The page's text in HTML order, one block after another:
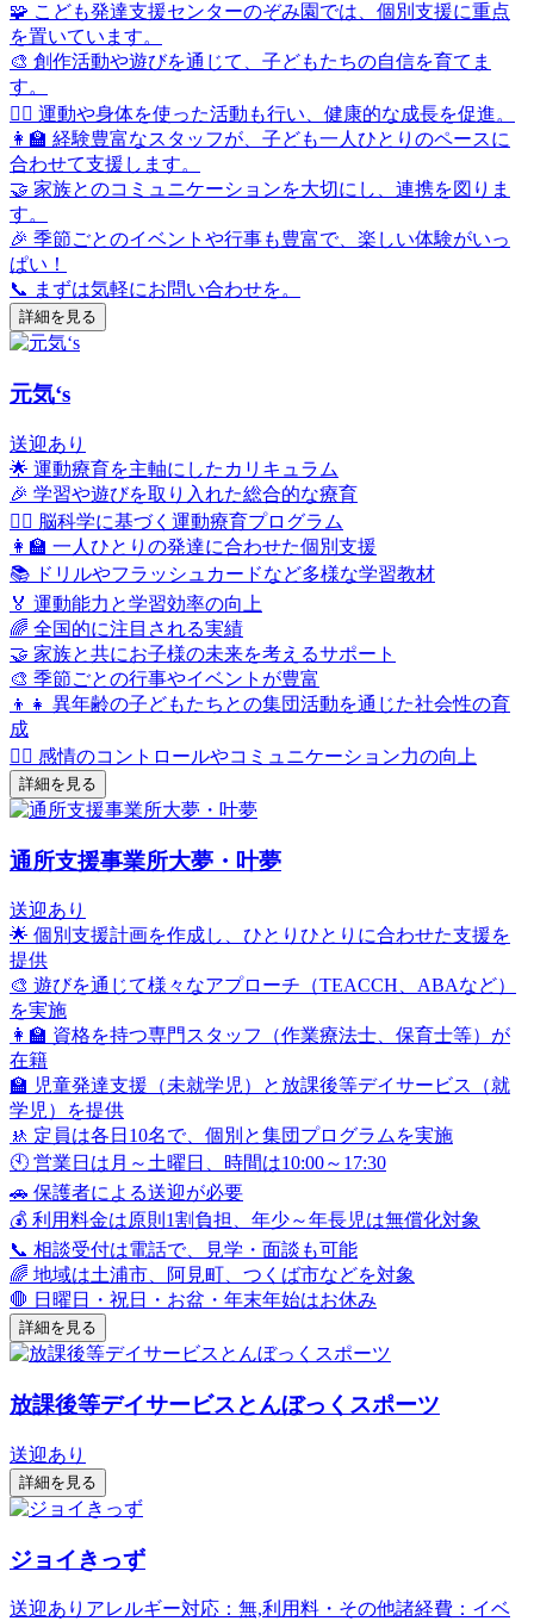
🧩 こども発達支援センターのぞみ園では、個別支援に重点
を置いています。
🎨 創作活動や遊びを通じて、子どもたちの自信を育てま
す。
🏃‍♂️ 運動や身体を使った活動も行い、健康的な成長を促進。
👩‍🏫 経験豊富なスタッフが、子ども一人ひとりのペースに
合わせて支援します。
🤝 家族とのコミュニケーションを大切にし、連携を図りま
す。
🎉 季節ごとのイベントや行事も豊富で、楽しい体験がいっ
ぱい！
📞 まずは気軽にお問い合わせを。
詳細を見る
元気‘s
送迎あり
🌟 運動療育を主軸にしたカリキュラム
🎉 学習や遊びを取り入れた総合的な療育
🤸‍♂️ 脳科学に基づく運動療育プログラム
👩‍🏫 一人ひとりの発達に合わせた個別支援
📚 ドリルやフラッシュカードなど多様な学習教材
🏅 運動能力と学習効率の向上
🌈 全国的に注目される実績
🤝 家族と共にお子様の未来を考えるサポート
🎨 季節ごとの行事やイベントが豊富
👦👧 異年齢の子どもたちとの集団活動を通じた社会性の育
成
🧘‍♀️ 感情のコントロールやコミュニケーション力の向上
詳細を見る
通所支援事業所大夢・叶夢
送迎あり
🌟 個別支援計画を作成し、ひとりひとりに合わせた支援を
提供
🎨 遊びを通じて様々なアプローチ（TEACCH、ABAなど）
を実施
👩‍🏫 資格を持つ専門スタッフ（作業療法士、保育士等）が
在籍
🏫 児童発達支援（未就学児）と放課後等デイサービス（就
学児）を提供
🚸 定員は各日10名で、個別と集団プログラムを実施
🕙 営業日は月～土曜日、時間は10:00～17:30
🚗 保護者による送迎が必要
💰 利用料金は原則1割負担、年少～年長児は無償化対象
📞 相談受付は電話で、見学・面談も可能
🌈 地域は土浦市、阿見町、つくば市などを対象
🛑 日曜日・祝日・お盆・年末年始はお休み
詳細を見る
放課後等デイサービスとんぼっくスポーツ
送迎あり
詳細を見る
ジョイきっず
送迎あり アレルギー対応：無,利用料・その他諸経費：イベ